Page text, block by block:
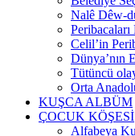
Nalê Dêw-
Celil’in
Dünya’nın
Tütüncü
Orta
KUŞCA ALBÜM
ÇOCUK KÖŞESİ
Alfabeya